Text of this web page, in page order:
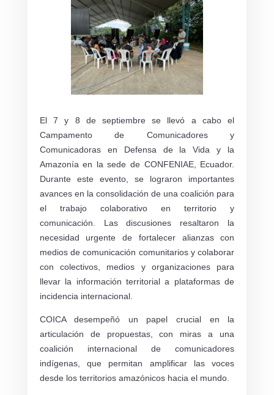
El 7 y 8 de septiembre se llevó a cabo el
Campamento de Comunicadores y
Comunicadoras en Defensa de la Vida y la
Amazonía en la sede de CONFENIAE, Ecuador.
Durante este evento, se lograron importantes
avances en la consolidación de una coalición para
el trabajo colaborativo en territorio y
comunicación. Las discusiones resaltaron la
necesidad urgente de fortalecer alianzas con
medios de comunicación comunitarios y colaborar
con colectivos, medios y organizaciones para
llevar la información territorial a plataformas de
incidencia internacional.
COICA desempeñó un papel crucial en la
articulación de propuestas, con miras a una
coalición internacional de comunicadores
indígenas, que permitan amplificar las voces
desde los territorios amazónicos hacia el mundo.